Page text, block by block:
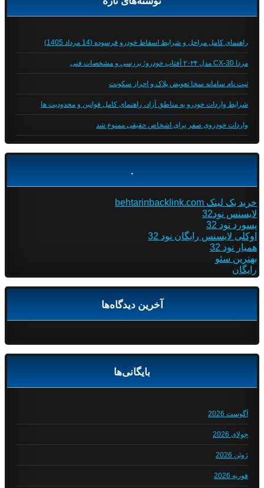
راهنمای کامل مراحل و شرایط اسقاط خودرو فرسوده (14 مرداد 1405)
مزدا CX-30 مدل ۲۰۲۴ آفتاب خودرو؛ بررسی و مشخصات فنی
ثبت نام سامانه سخا تعویض پلاک و احراز سکونت
شرایط واردات خودرو به مناطق آزاد، راهنمای کامل قوانین و محدودیت ها
واردات خودروی صفر برای اشخاص حقیقی ممنوع شد
.
خرید بک لینک behtarinbacklink.com
لایسنس نود32
پسورد نود 32
اوکلی لایسنس رایگان نود 32
همیار نود 32
بهترین سئو
رایگان
آخرین دیدگاه‌ها
بایگانی‌ها
آگوست 2026
جولای 2026
ژوئن 2026
فوریه 2026